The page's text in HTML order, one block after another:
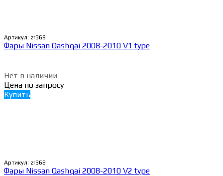
Артикул: zr369
Фары Nissan Qashqai 2008-2010 V1 type
Нет в наличии
Цена по запросу
Купить
Артикул: zr368
Фары Nissan Qashqai 2008-2010 V2 type